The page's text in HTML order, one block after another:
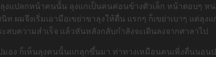
งแปลกหน้าคนนั้น ลุงแกเป็นคนค่อนข้างตัวเล็ก หน้าตอบๆ
มจึงเริ่มเอามือเขย่าขาลุงให้ตื่น แรกๆ ก็เขย่าเบาๆ แต่ลุง
บความสำเร็จ แล้วหันหลังกลับกำลังจะเดินลงจากศาลาไป
ปมอง ก็เห็นลุงคนนั้นแกลุกขึ้นมา ท่าทางเหมือนคนเพิ่งตื่นน